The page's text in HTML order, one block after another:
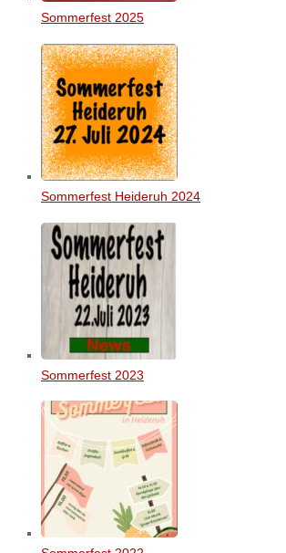
Sommerfest 2025
Sommerfest Heideruh 2024
Sommerfest 2023